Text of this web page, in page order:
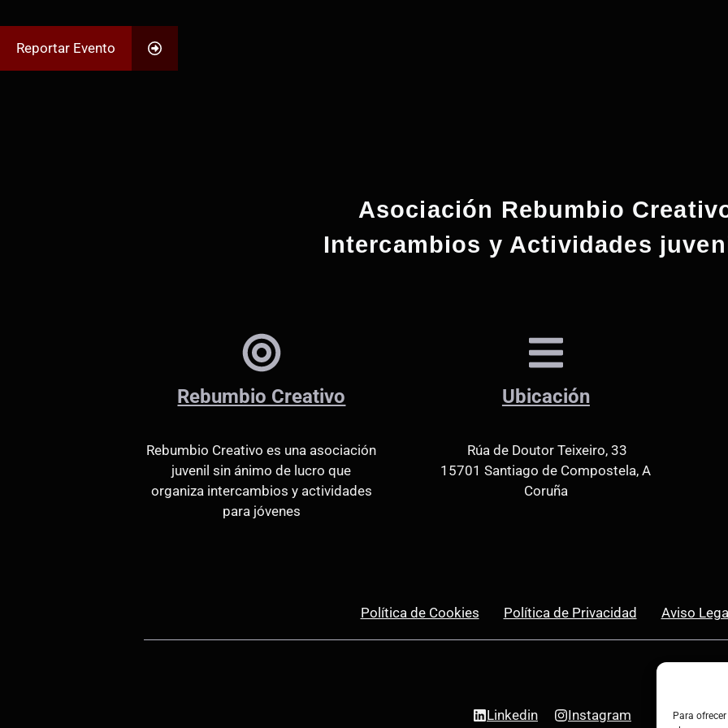
Para
Reportar Evento
Asociación Rebumbio
Intercambios y Actividades
Rebumbio Creativo
Rebumbio Creativo es una asociación
juvenil sin ánimo de lucro que
organiza intercambios y actividades
para jóvenes
Ubicación
Rúa de Doutor Teixeiro, 33
15701 Santiago de Compostela, A
Coruña
Política de Cookies Política de Privacidad Aviso Legal
Linkedin Instagram